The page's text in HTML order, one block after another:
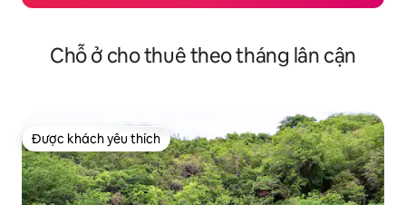
Chỗ ở cho thuê theo tháng lân cận
Được khách yêu thích
Được khách yêu thích